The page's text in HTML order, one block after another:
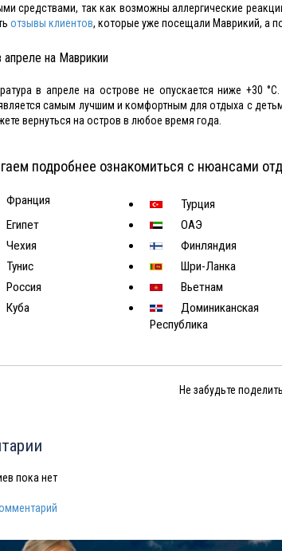
средствами, так как возможны аллергические
отзывы клиентов, которые уже посещали Маврикий, а
апреле на Маврикии
в апреле на острове не опускается ниже +30
самым лучшим и комфортным для отдыха с
вернуться на остров в любое время года.
подробнее ознакомиться с нюансами
Франция Турция
Египет
ОАЭ
Чехия
Финляндия
Тунис
Шри-Ланка
Россия
Вьетнам
Куба
Доминиканская
Республика
Не забудьте
пока нет